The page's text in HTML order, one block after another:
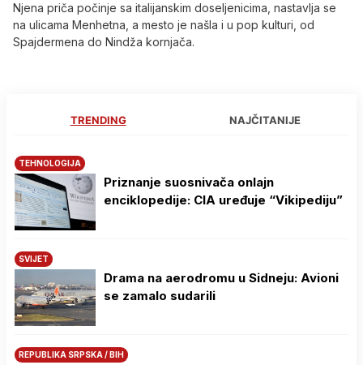
Njena priča počinje sa italijanskim doseljenicima, nastavlja se
na ulicama Menhetna, a mesto je našla i u pop kulturi, od
Spajdermena do Nindža kornjača.
TRENDING NAJČITANIJE
TEHNOLOGIJA
Priznanje suosnivača onlajn
enciklopedije: CIA uređuje “Vikipediju”
SVIJET
Drama na aerodromu u Sidneju: Avioni
se zamalo sudarili
REPUBLIKA SRPSKA / BIH